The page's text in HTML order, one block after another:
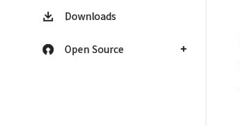
Downloads
Open Source